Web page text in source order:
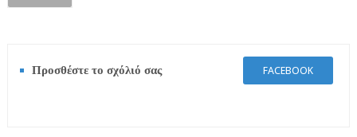
Προσθέστε το σχόλιό σας FACEBOOK